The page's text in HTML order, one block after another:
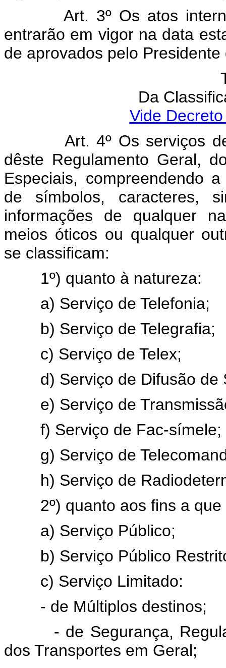
Art. 3º Os atos
entrarão em vigor na data
de aprovados pelo
Da
Vide
Art. 4º Os serviços de
dêste Regulamento Geral,
Especiais, compreendendo
de símbolos, caracteres,
informações de qualquer
meios óticos ou qualquer
se classificam:
1º) quanto à natureza:
a) Serviço de Telefonia;
b) Serviço de Telegrafia;
c) Serviço de Telex;
d) Serviço de Difusão de
e) Serviço de
f) Serviço de Fac-símele;
g) Serviço de
h) Serviço de
2º) quanto aos fins a que
a) Serviço Público;
b) Serviço Público
c) Serviço Limitado:
- de Múltiplos destinos;
- de Segurança,
dos Transportes em Geral;